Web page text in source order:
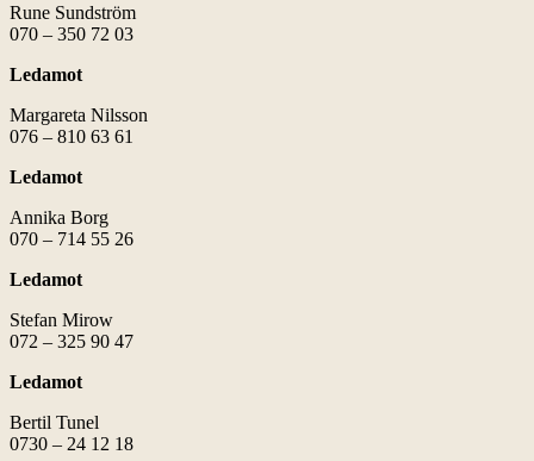
Rune Sundström
070 – 350 72 03
Ledamot
Margareta Nilsson
076 – 810 63 61
Ledamot
Annika Borg
070 – 714 55 26
Ledamot
Stefan Mirow
072 – 325 90 47
Ledamot
Bertil Tunel
0730 – 24 12 18